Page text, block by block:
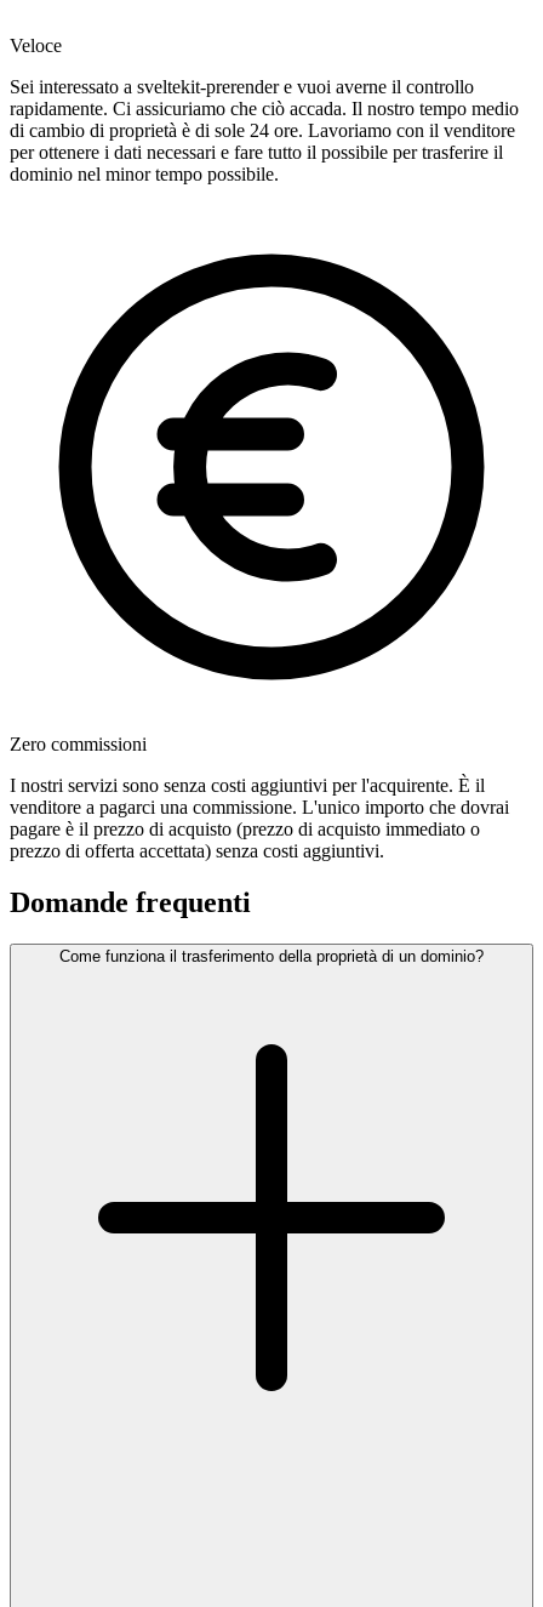
Veloce
Sei interessato a sveltekit-prerender e vuoi averne il controllo
rapidamente. Ci assicuriamo che ciò accada. Il nostro tempo medio
di cambio di proprietà è di sole 24 ore. Lavoriamo con il venditore
per ottenere i dati necessari e fare tutto il possibile per trasferire il
dominio nel minor tempo possibile.
Zero commissioni
I nostri servizi sono senza costi aggiuntivi per l'acquirente. È il
venditore a pagarci una commissione. L'unico importo che dovrai
pagare è il prezzo di acquisto (prezzo di acquisto immediato o
prezzo di offerta accettata) senza costi aggiuntivi.
Domande frequenti
Come funziona il trasferimento della proprietà di un dominio?